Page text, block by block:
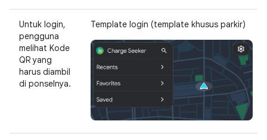
Untuk login,
pengguna
melihat Kode
QR yang
harus diambil
di ponselnya.
Template login (template khusus parkir)